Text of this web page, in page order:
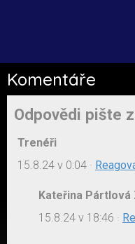
Komentáře
Odpovědi pište
Trenéři
15.8.24 v 0:04 ·
Kateřina Pártlová
15.8.24 v 18:46 ·